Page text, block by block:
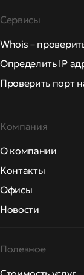
Сервисы
Whois –
Определить IP
Проверить порт
Компания
О компании
Контакты
Офисы
Новости
Полезное